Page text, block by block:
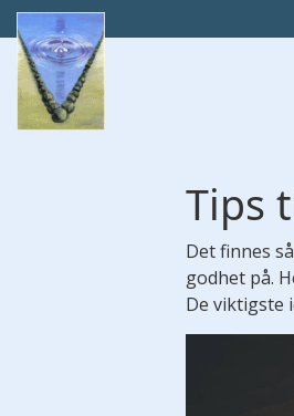
Tips
Det finnes
godhet på.
De viktigste